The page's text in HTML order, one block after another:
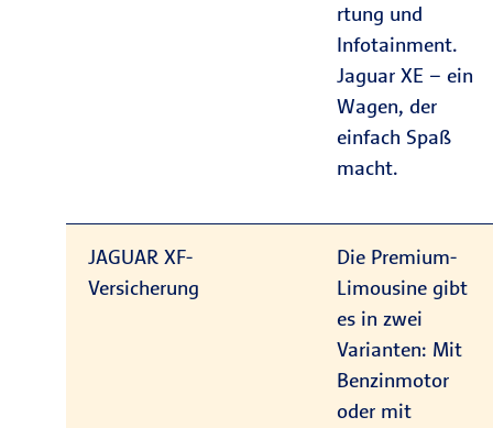
rtung und
Infotainment.
Jaguar XE – ein
Wagen, der
einfach Spaß
macht.
JAGUAR XF-
Versicherung
Die Premium-
Limousine gibt
es in zwei
Varianten: Mit
Benzinmotor
oder mit